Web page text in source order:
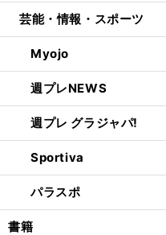
芸能・情報・スポーツ
Myojo
週プレNEWS
週プレ グラジャパ!
Sportiva
パラスポ
書籍